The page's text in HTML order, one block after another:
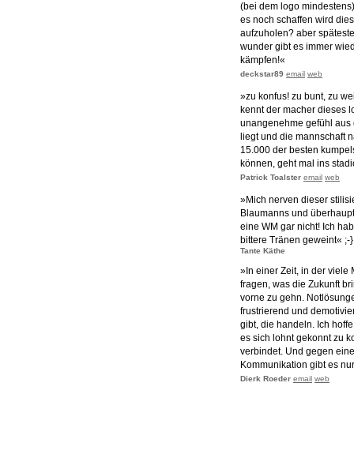
(bei dem logo
es noch schaffen wird
aufzuholen? aber
wunder gibt es immer
kämpfen!«
deckstar89 email web
»zu konfus! zu bunt, zu
kennt der macher dieses
unangenehme gefühl aus
liegt und die mannschaft
15.000 der besten
können, geht mal ins
Patrick Toalster email web
»Mich nerven dieser
Blaumanns und
eine WM gar nicht! Ich
bittere Tränen geweint« ;-}
Tante Käthe
»In einer Zeit, in der viele
fragen, was die Zukunft
vorne zu gehn.
frustrierend und
gibt, die handeln. Ich
es sich lohnt gekonnt zu
verbindet. Und gegen
Kommunikation gibt es
Dierk Roeder email web